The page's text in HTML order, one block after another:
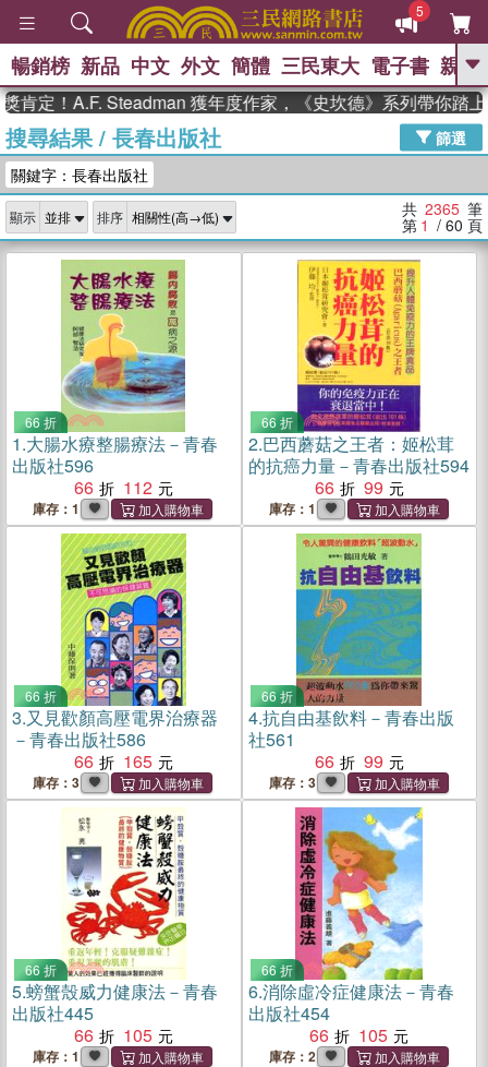
5
GO
熱搜： 高希均教授回憶錄
、 The Odyssey 、 父親節 、 如果歷
獎 臺灣漫遊錄 、 方念華 、 台灣的李
登輝時代
數學女孩：黎曼猜想 、
偉大的迷走神經
暢銷榜 新品 中文 外文 簡體 三民東大 電子書 親子
A.F. Steadman 獲年度作家，《史坎德》系列帶你踏上熱血
搜尋結果/ 長春出版社
篩選
關鍵字：長春出版社
顯示 排序 共 2365 筆
第 1 / 60 頁
66 折
1.大腸水療整腸療法－青春
出版社596
66
112
庫存：1
66 折
2.巴西蘑菇之王者：姬松茸
的抗癌力量－青春出版社594
66
99
庫存：1
66 折
3.又見歡顏高壓電界治療器
－青春出版社586
66
165
庫存：3
66 折
4.抗自由基飲料－青春出版
社561
66
99
庫存：3
66 折
5.螃蟹殼威力健康法－青春
出版社445
66
105
庫存：1
66 折
6.消除虛冷症健康法－青春
出版社454
66
105
庫存：2